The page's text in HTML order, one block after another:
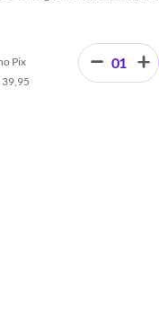
colite e fibrosite.
Pix
39,95